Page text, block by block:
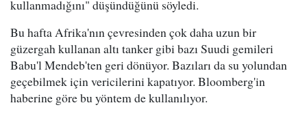
kullanmadığını" düşündüğünü söyledi.
Bu hafta Afrika'nın çevresinden çok daha uzun bir
güzergah kullanan altı tanker gibi bazı Suudi gemileri
Babu'l Mendeb'ten geri dönüyor. Bazıları da su yolundan
geçebilmek için vericilerini kapatıyor. Bloomberg'in
haberine göre bu yöntem de kullanılıyor.